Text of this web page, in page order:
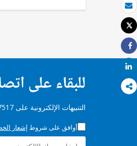
بريد الكتروني
طباعة
Tweet
Share
Share
للبقاء على
التنبيهات الإلكترونية على Project P077517
أوافق على شروط إشعار